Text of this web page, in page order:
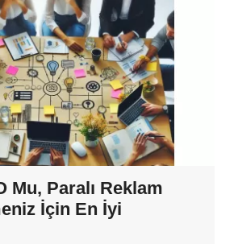
Mu, Paralı Reklam
İçin En İyi